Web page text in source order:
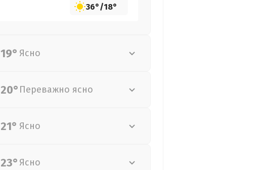
36°/18°
19° Ясно
20° Переважно ясно
21° Ясно
23° Ясно